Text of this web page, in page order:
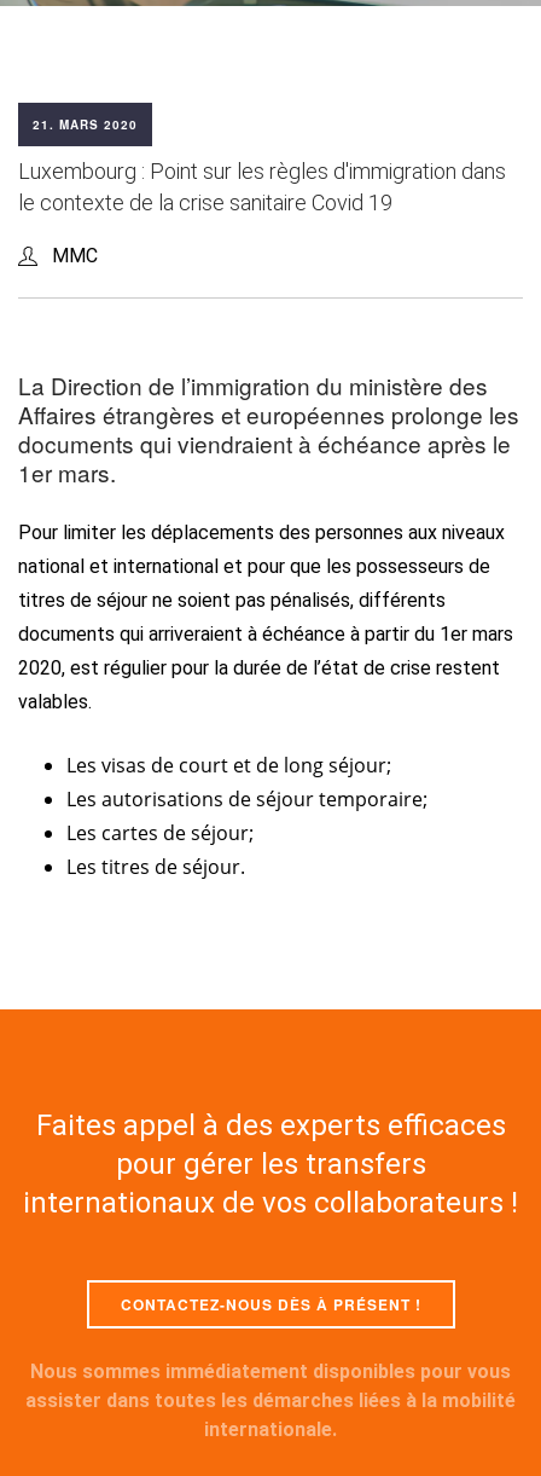
21. MARS 2020
Luxembourg : Point sur les règles d'immigration dans
le contexte de la crise sanitaire Covid 19
MMC
La Direction de l’immigration du ministère des
Affaires étrangères et européennes prolonge les
documents qui viendraient à échéance après le
1er mars.
Pour limiter les déplacements des personnes aux niveaux
national et international et pour que les possesseurs de
titres de séjour ne soient pas pénalisés, différents
documents qui arriveraient à échéance à partir du 1er mars
2020, est régulier pour la durée de l’état de crise restent
valables.
Les visas de court et de long séjour;
Les autorisations de séjour temporaire;
Les cartes de séjour;
Les titres de séjour.
Faites appel à des experts efficaces
pour gérer les transfers
internationaux de vos collaborateurs !
CONTACTEZ-NOUS DÈS À PRÉSENT !
Nous sommes immédiatement disponibles pour vous
assister dans toutes les démarches liées à la mobilité
internationale.